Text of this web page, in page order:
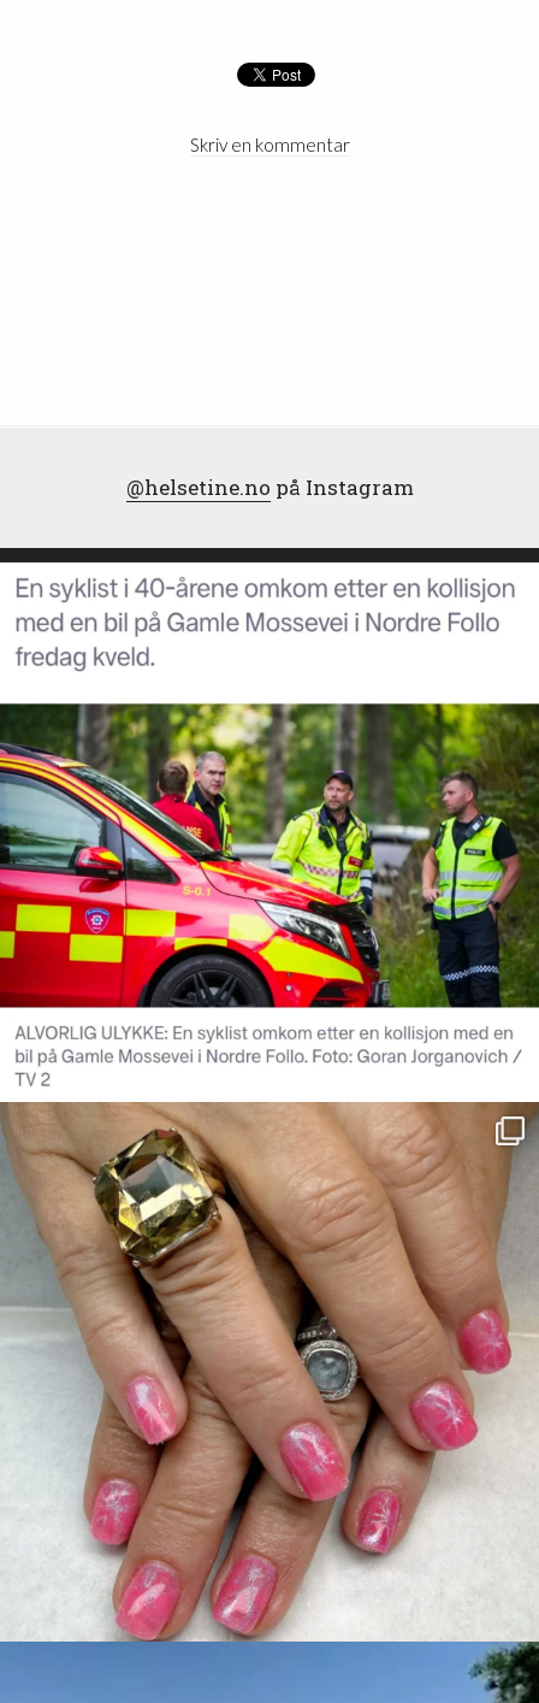
Skriv en kommentar
@helsetine.no på Instagram